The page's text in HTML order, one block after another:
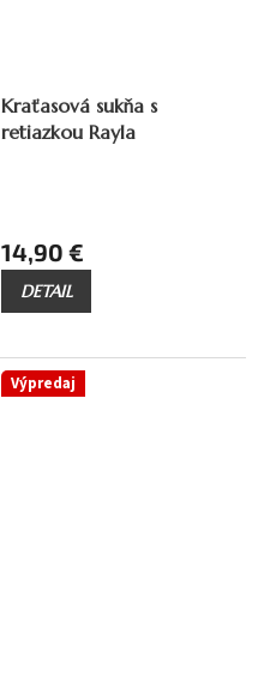
Kraťasová sukňa s
retiazkou Rayla
14,90 €
DETAIL
Výpredaj